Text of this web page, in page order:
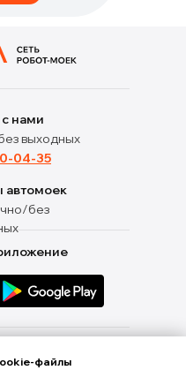
файлы
04-35
без
с нами
автомоек
выходных